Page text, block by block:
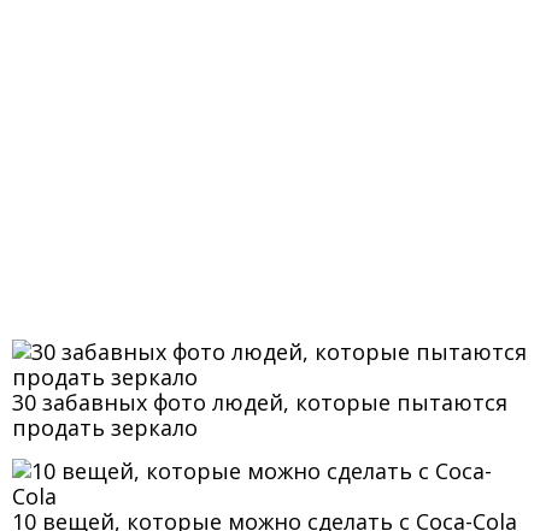
30 забавных фото людей, которые пытаются
продать зеркало
10 вещей, которые можно сделать с Coca-Cola